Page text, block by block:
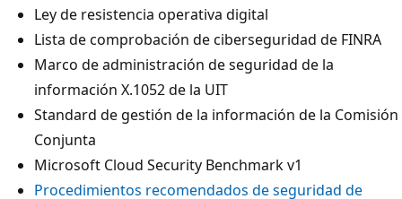
Ley de resistencia operativa digital
Lista de comprobación de ciberseguridad de FINRA
Marco de administración de seguridad de la
información X.1052 de la UIT
Standard de gestión de la información de la Comisión
Conjunta
Microsoft Cloud Security Benchmark v1
Procedimientos recomendados de seguridad de